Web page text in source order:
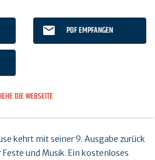
PDF EMPFANGEN
DIE WEBSEITE
kehrt mit seiner 9. Ausgabe zurück
und Musik. Ein kostenloses